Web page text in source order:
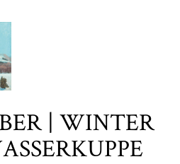
| WINTER